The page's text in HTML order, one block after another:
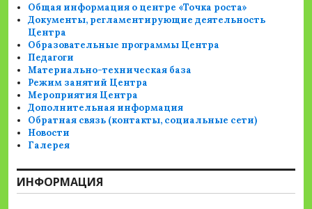
Общая информация о центре «Точка роста»
Документы, регламентирующие деятельность
Центра
Образовательные программы Центра
Педагоги
Материально-техническая база
Режим занятий Центра
Мероприятия Центра
Дополнительная информация
Обратная связь (контакты, социальные сети)
Новости
Галерея
ИНФОРМАЦИЯ